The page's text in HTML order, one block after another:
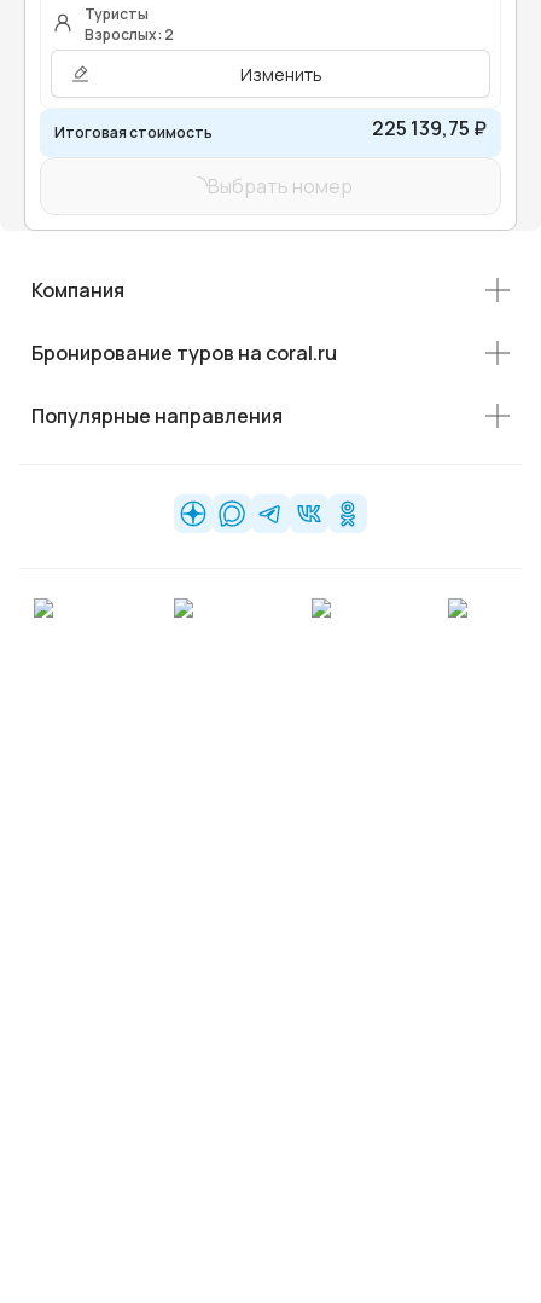
Туристы
Взрослых: 2
Изменить
Итоговая стоимость 225 139,75 ₽
Выбрать номер
Компания
Бронирование туров на coral.ru
Популярные направления